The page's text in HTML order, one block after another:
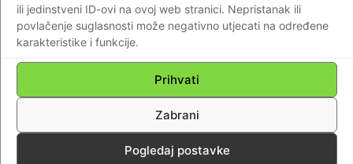
ili jedinstveni ID-ovi na ovoj web stranici. Nepristanak ili
povlačenje suglasnosti može negativno utjecati na određene
karakteristike i funkcije.
Prihvati
Zabrani
Pogledaj postavke
Impressum Kontaktirajte nas Pravila o privatnosti
© Newspaper WordPress Theme by TagDiv